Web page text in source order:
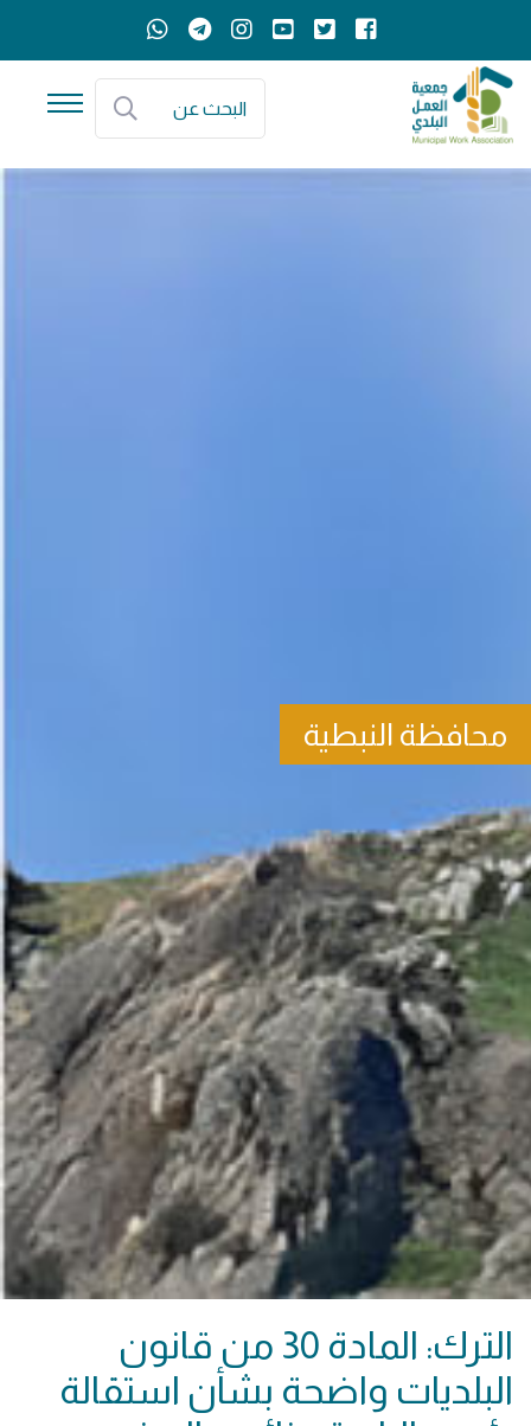
البحث عن
محافظة النبطية
الترك: المادة 30 من قانون
البلديات واضحة بشأن استقالة